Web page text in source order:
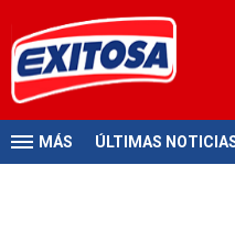
MÁS ÚLTIMAS